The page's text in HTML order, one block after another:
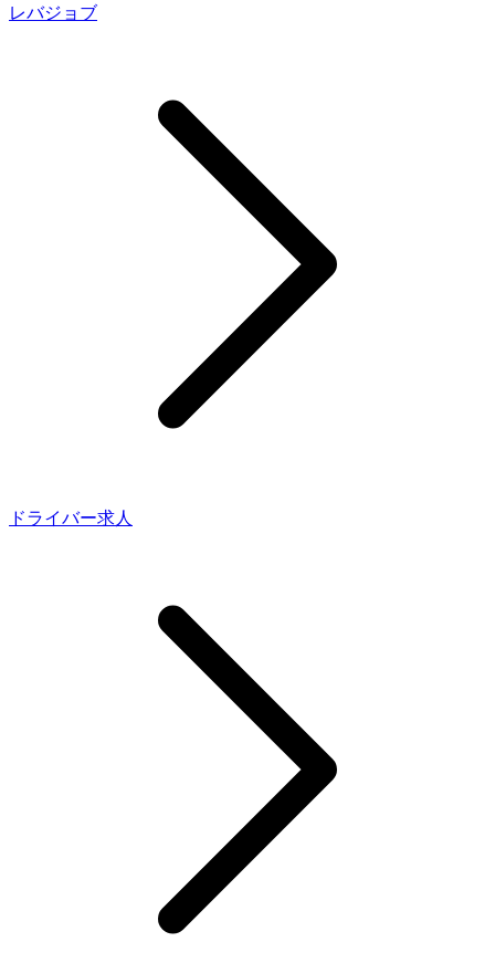
レバジョブ
ドライバー求人